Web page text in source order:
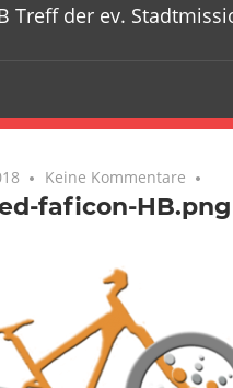
Treff der ev.
Keine Kommentare
faficon-HB.png